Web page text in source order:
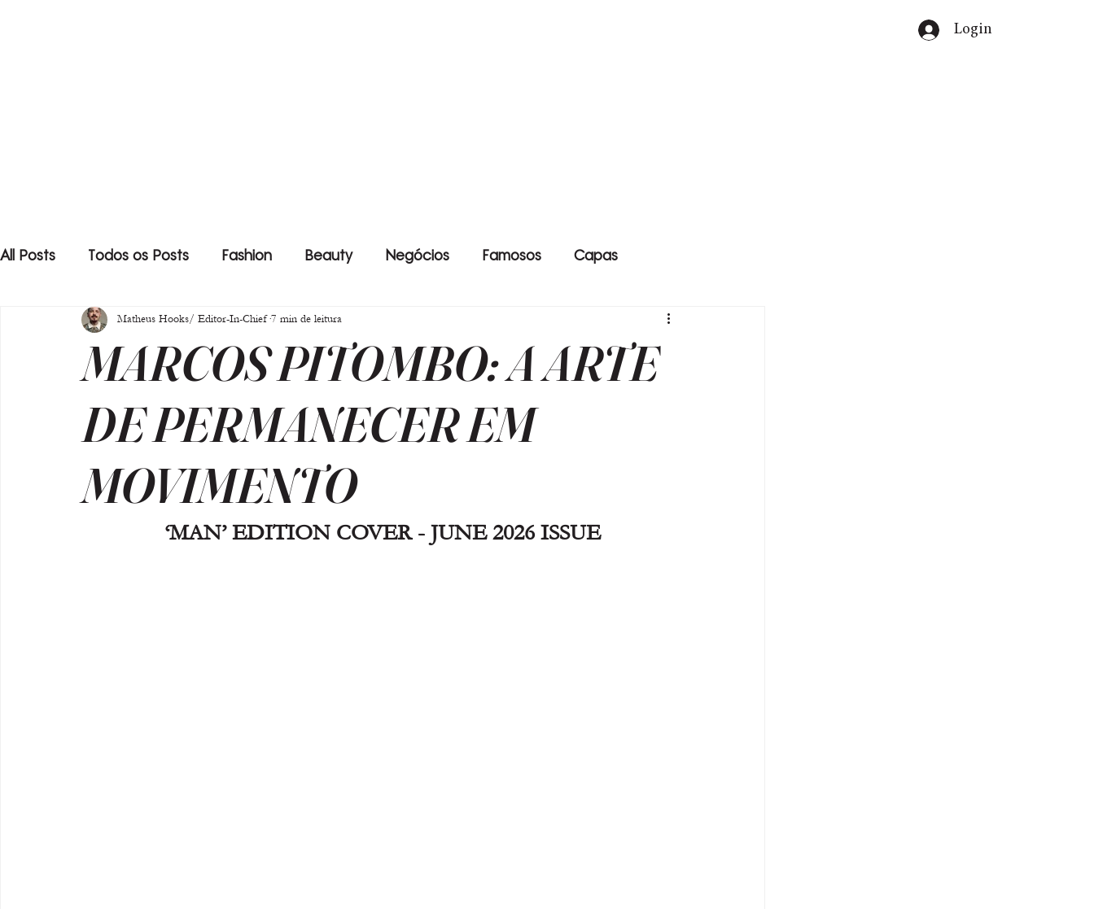
Login
All Posts Todos os Posts Fashion Beauty Negócios Famosos Capas
MARCOS PITOMBO: A ARTE
DE PERMANECER EM
MOVIMENTO
Matheus Hooks/ Editor-In-Chief 7 min de leitura
‘MAN’ EDITION COVER - JUNE 2026 ISSUE